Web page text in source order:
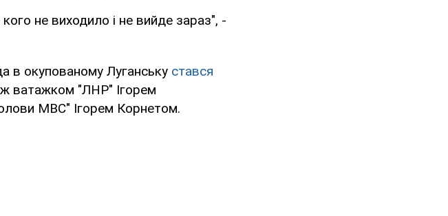
не виходило і не вийде зараз", -
в окупованому Луганську стався
ватажком "ЛНР" Ігорем
МВС" Ігорем Корнетом.